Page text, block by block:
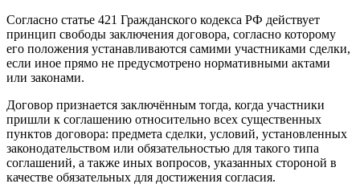
Согласно статье 421 Гражданского кодекса РФ действует
принцип свободы заключения договора, согласно которому
его положения устанавливаются самими участниками сделки,
если иное прямо не предусмотрено нормативными актами
или законами.
Договор признается заключённым тогда, когда участники
пришли к соглашению относительно всех существенных
пунктов договора: предмета сделки, условий, установленных
законодательством или обязательностью для такого типа
соглашений, а также иных вопросов, указанных стороной в
качестве обязательных для достижения согласия.